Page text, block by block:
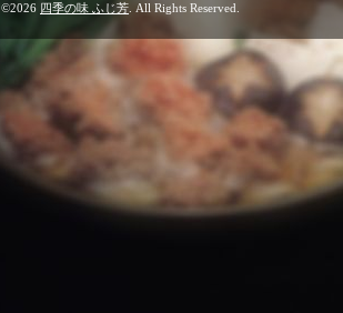
©2026 四季の味 ふじ芳 . All Rights Reserved.